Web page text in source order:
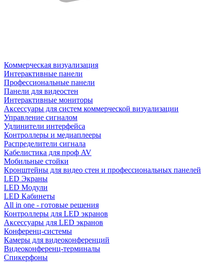
Коммерческая визуализация
Интерактивные панели
Профессиональные панели
Панели для видеостен
Интерактивные мониторы
Аксессуары для систем коммерческой визуализации
Управление сигналом
Удлинители интерфейса
Контроллеры и медиаплееры
Распределители сигнала
Кабелистика для проф AV
Мобильные стойки
Кронштейны для видео стен и профессиональных панелей
LED Экраны
LED Модули
LED Кабинеты
All in one - готовые решения
Контроллеры для LED экранов
Аксессуары для LED экранов
Конференц-системы
Камеры для видеоконференций
Видеоконференц-терминалы
Спикерфоны